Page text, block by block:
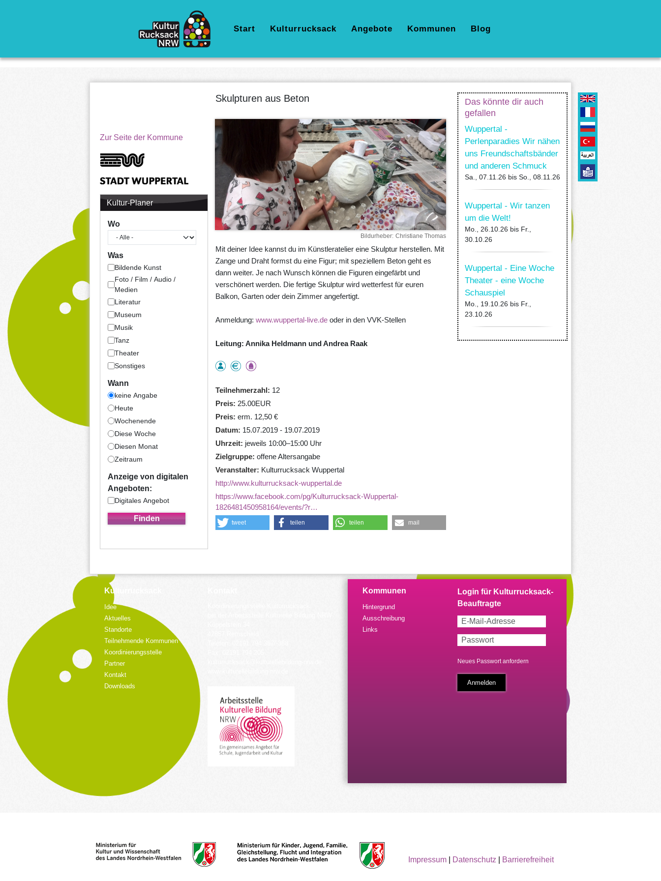
Hauptnavigation
Start Kulturrucksack Angebote Kommunen Blog
Zur Seite der Kommune
Kultur-Planer
Wo
Was
Bildende Kunst
Foto / Film / Audio /
Medien
Literatur
Museum
Musik
Tanz
Theater
Sonstiges
Wann
keine Angabe
Heute
Wochenende
Diese Woche
Diesen Monat
Zeitraum
Anzeige von digitalen
Angeboten:
Digitales Angebot
Skulpturen aus Beton
Bildurheber Christiane Thomas
Mit deiner Idee kannst du im Künstleratelier eine Skulptur herstellen. Mit
Zange und Draht formst du eine Figur; mit speziellem Beton geht es
dann weiter. Je nach Wunsch können die Figuren eingefärbt und
verschönert werden. Die fertige Skulptur wird wetterfest für euren
Balkon, Garten oder dein Zimmer angefertigt.
Anmeldung: www.wuppertal-live.deoder in den VVK-Stellen
Leitung: Annika Heldmann und Andrea Raak
Teilnehmerzahl
12
Preis
25.00EUR
Preis erm. 12,50 €
Datum
15.07.2019 - 19.07.2019
Uhrzeit
jeweils 10:00–15:00 Uhr
Zielgruppe offene Altersangabe
Veranstalter
Kulturrucksack Wuppertal
http://www.kulturrucksack-wuppertal.de
https://www.facebook.com/pg/Kulturrucksack-Wuppertal-
1826481450958164/events/?r…
tweet teilen teilen mail
Das könnte dir auch
gefallen
Wuppertal -
Perlenparadies Wir nähen
uns Freundschaftsbänder
und anderen Schmuck
Sa., 07.11.26 bis So., 08.11.26
Wuppertal - Wir tanzen
um die Welt!
Mo., 26.10.26 bis Fr.,
30.10.26
Wuppertal - Eine Woche
Theater - eine Woche
Schauspiel
Mo., 19.10.26 bis Fr.,
23.10.26
Kulturrucksack
Idee
Aktuelles
Standorte
Teilnehmende Kommunen
Koordinierungsstelle
Partner
Kontakt
Downloads
Kommunen
Hintergrund
Ausschreibung
Links
Neues Passwort anfordern
Impressum| Datenschutz Barrierefreiheit